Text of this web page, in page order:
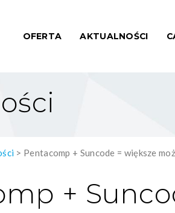
OFERTA AKTUALNOŚCI
> Pentacomp + Suncode = większe
+